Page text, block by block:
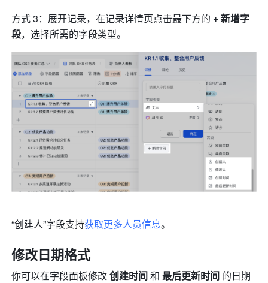
方式 3：展开记录，在记录详情页点击最下方的 + 新增字
段，选择所需的字段类型。
“创建人”字段支持获取更多人员信息。
修改日期格式
你可以在字段面板修改 创建时间 和 最后更新时间 的日期